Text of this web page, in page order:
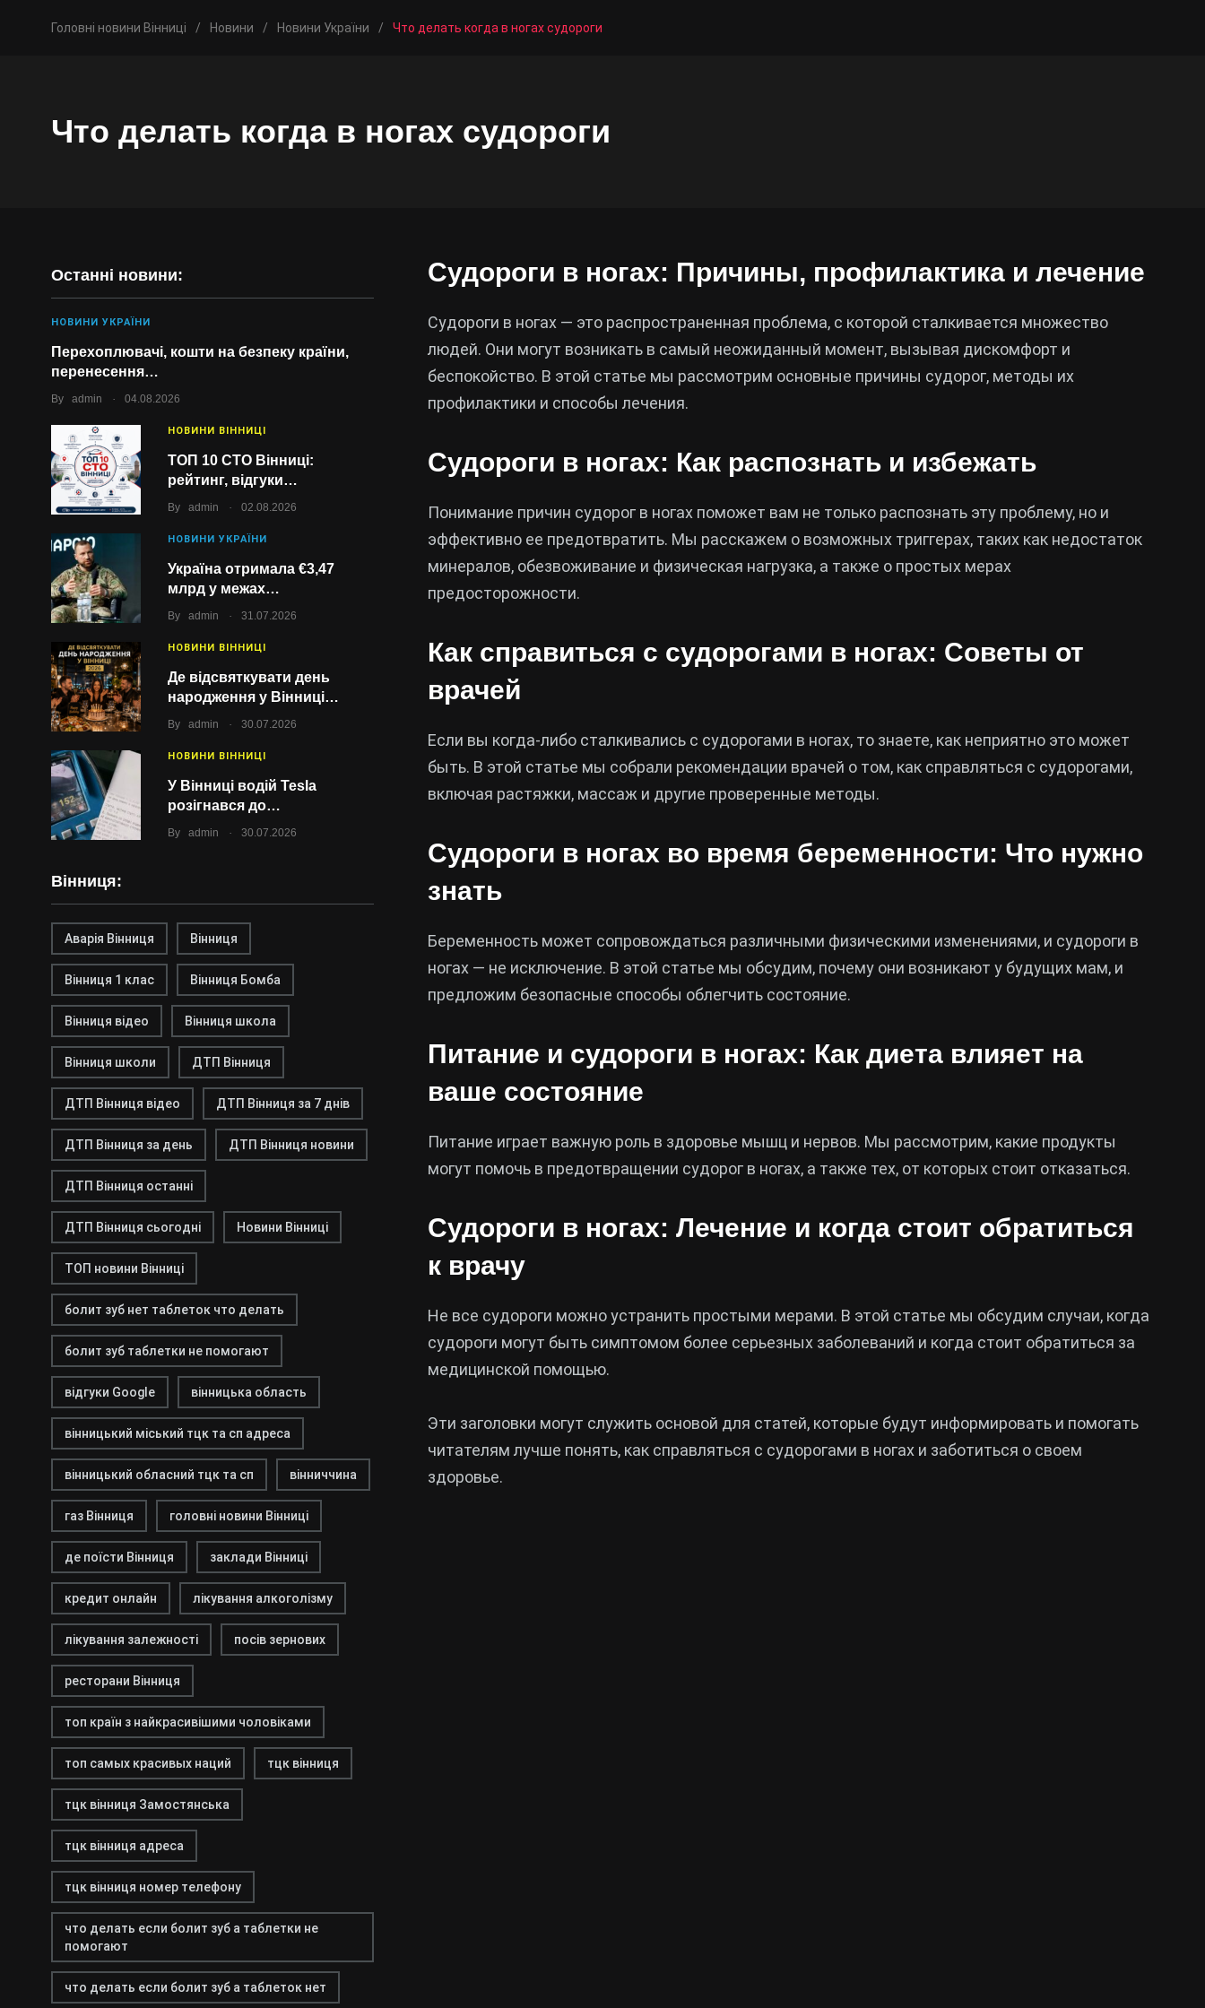
Головні новини Вінниці / Новини / Новини України / Что делать когда в ногах судороги
Что делать когда в ногах судороги
Останні новини:
НОВИНИ УКРАЇНИ
Перехоплювачі, кошти на безпеку країни,
перенесення…
By admin . 04.08.2026
НОВИНИ ВІННИЦІ
ТОП 10 СТО Вінниці:
рейтинг, відгуки…
By admin . 02.08.2026
НОВИНИ УКРАЇНИ
Україна отримала €3,47
млрд у межах…
By admin . 31.07.2026
НОВИНИ ВІННИЦІ
Де відсвяткувати день
народження у Вінниці…
By admin . 30.07.2026
НОВИНИ ВІННИЦІ
У Вінниці водій Tesla
розігнався до…
By admin . 30.07.2026
Вінниця:
Аварія Вінниця Вінниця
Вінниця 1 клас Вінниця Бомба
Вінниця відео Вінниця школа
Вінниця школи ДТП Вінниця
ДТП Вінниця відео ДТП Вінниця за 7 днів
ДТП Вінниця за день ДТП Вінниця новини
ДТП Вінниця останні
ДТП Вінниця сьогодні Новини Вінниці
ТОП новини Вінниці
болит зуб нет таблеток что делать
болит зуб таблетки не помогают
відгуки Google вінницька область
вінницький міський тцк та сп адреса
вінницький обласний тцк та сп вінниччина
газ Вінниця головні новини Вінниці
де поїсти Вінниця заклади Вінниці
кредит онлайн лікування алкоголізму
лікування залежності посів зернових
ресторани Вінниця
топ країн з найкрасивішими чоловіками
топ самых красивых наций тцк вінниця
тцк вінниця Замостянська
тцк вінниця адреса
тцк вінниця номер телефону
что делать если болит зуб а таблетки не
помогают
что делать если болит зуб а таблеток нет
Судороги в ногах: Причины, профилактика и лечение
Судороги в ногах — это распространенная проблема, с которой сталкивается множество
людей. Они могут возникать в самый неожиданный момент, вызывая дискомфорт и
беспокойство. В этой статье мы рассмотрим основные причины судорог, методы их
профилактики и способы лечения.
Судороги в ногах: Как распознать и избежать
Понимание причин судорог в ногах поможет вам не только распознать эту проблему, но и
эффективно ее предотвратить. Мы расскажем о возможных триггерах, таких как недостаток
минералов, обезвоживание и физическая нагрузка, а также о простых мерах
предосторожности.
Как справиться с судорогами в ногах: Советы от
врачей
Если вы когда-либо сталкивались с судорогами в ногах, то знаете, как неприятно это может
быть. В этой статье мы собрали рекомендации врачей о том, как справляться с судорогами,
включая растяжки, массаж и другие проверенные методы.
Судороги в ногах во время беременности: Что нужно
знать
Беременность может сопровождаться различными физическими изменениями, и судороги в
ногах — не исключение. В этой статье мы обсудим, почему они возникают у будущих мам, и
предложим безопасные способы облегчить состояние.
Питание и судороги в ногах: Как диета влияет на
ваше состояние
Питание играет важную роль в здоровье мышц и нервов. Мы рассмотрим, какие продукты
могут помочь в предотвращении судорог в ногах, а также тех, от которых стоит отказаться.
Судороги в ногах: Лечение и когда стоит обратиться
к врачу
Не все судороги можно устранить простыми мерами. В этой статье мы обсудим случаи, когда
судороги могут быть симптомом более серьезных заболеваний и когда стоит обратиться за
медицинской помощью.
Эти заголовки могут служить основой для статей, которые будут информировать и помогать
читателям лучше понять, как справляться с судорогами в ногах и заботиться о своем
здоровье.